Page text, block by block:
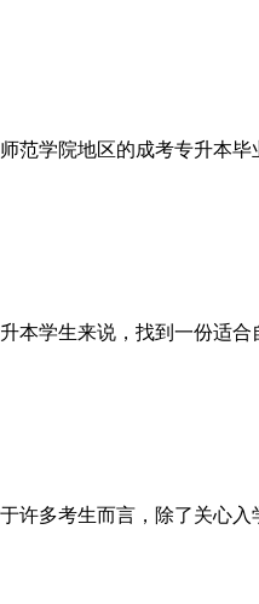
范学院地区的成考专升本
本学生来说，找到一份适
许多考生而言，除了关心